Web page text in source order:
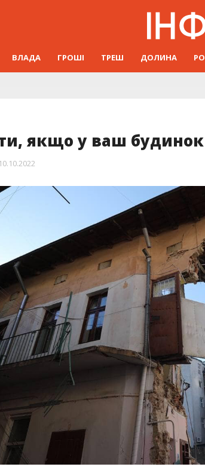
ВЛАДА ГРОШІ ТРЕШ ДОЛИНА
якщо у ваш будинок
10.10.2022